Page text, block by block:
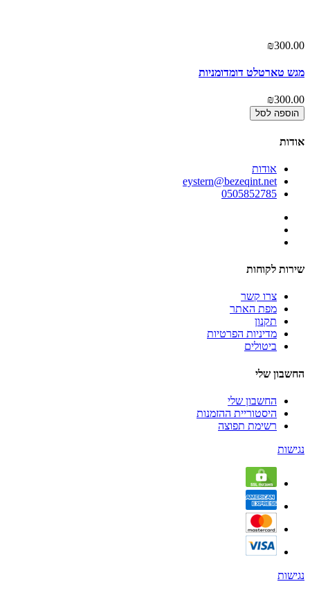
₪300.00
מגש טארטלט דומדומניות
₪300.00
הוספה לסל
אודות
אודות
eystern@bezeqint.net
0505852785
שירות לקוחות
צרו קשר
מפת האתר
תקנון
מדיניות הפרטיות
ביטולים
החשבון שלי
החשבון שלי
היסטוריית ההזמנות
רשימת תפוצה
נגישות
נגישות